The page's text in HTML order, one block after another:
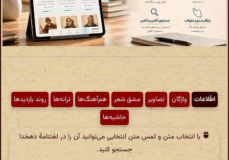
اطّلاعات واژگان تصاویر مشق شعر هم‌آهنگ‌ها ترانه‌ها
روند بازدیدها
حاشیه‌ها
با انتخاب متن و لمس متن انتخابی می‌توانید آن را در لغتنامهٔ دهخدا
جستجو کنید.